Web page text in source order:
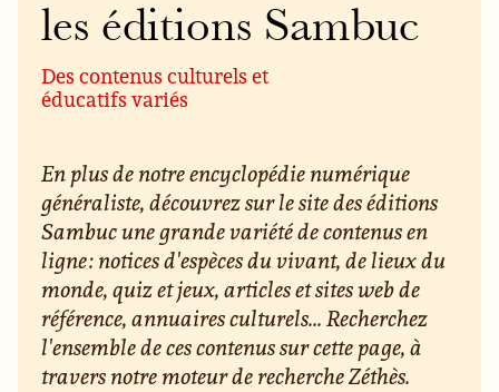
les éditions Sambuc
Des contenus culturels et
éducatifs variés
En plus de notre encyclopédie numérique
généraliste, découvrez sur le site des éditions
Sambuc une grande variété de contenus en
ligne : notices d'espèces du vivant, de lieux du
monde, quiz et jeux, articles et sites web de
référence, annuaires culturels... Recherchez
l'ensemble de ces contenus sur cette page, à
travers notre moteur de recherche Zéthès.